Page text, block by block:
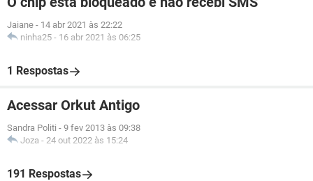
Jaiane - 14 abr 2021 às 22:22
ninha25 - 16 abr 2021 às 06:25
1 Respostas
Acessar Orkut Antigo
Sandra Politi - 9 fev 2013 às 09:38
Joza - 24 out 2022 às 15:24
191 Respostas